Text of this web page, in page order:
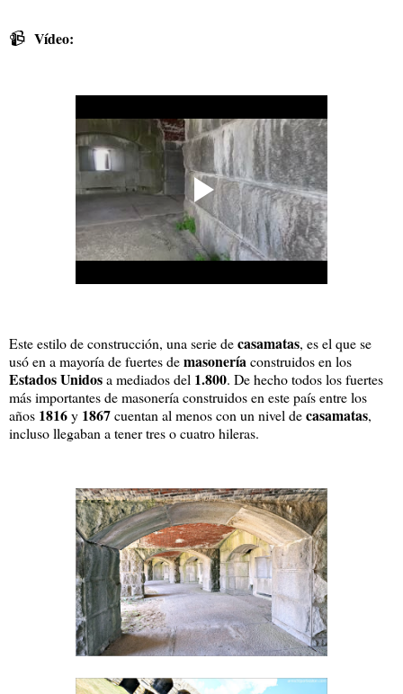
📹 Vídeo:
Este estilo de construcción, una serie decasamatas, es el que se
usó en a mayoría de fuertes demasonería construidos en los
Estados Unidosa mediados del 1.800. De hecho todos los fuertes
más importantes de masonería construidos en este país entre los
años 1816y 1867cuentan al menos con un nivel decasamatas,
incluso llegaban a tener tres o cuatro hileras.